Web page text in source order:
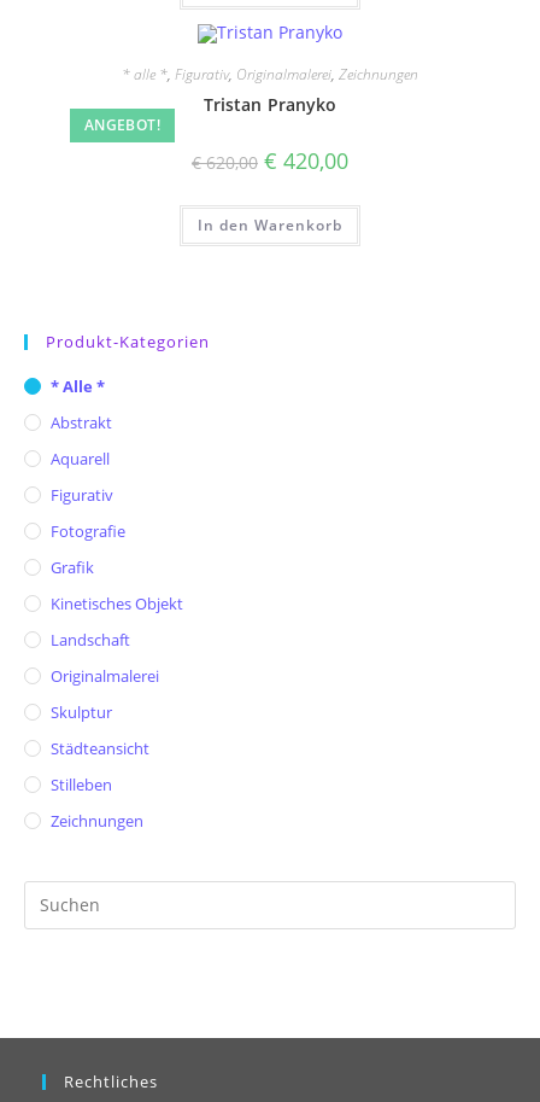
ANGEBOT!
* alle *, Figurativ, Originalmalerei, Zeichnungen
Tristan Pranyko
€620,00 Ursprünglicher
Preis
€ 620,00
€ 420,00Aktueller
€ 420,00.
In den Warenkorb
Produkt-Kategorien
* Alle *
Abstrakt
Aquarell
Figurativ
Fotografie
Grafik
Kinetisches Objekt
Landschaft
Originalmalerei
Skulptur
Städteansicht
Stilleben
Zeichnungen
Rechtliches